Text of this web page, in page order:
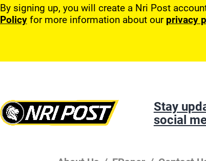
By signing up, you will create a Nri Post
Policyfor more information about our privacy
Stay
social